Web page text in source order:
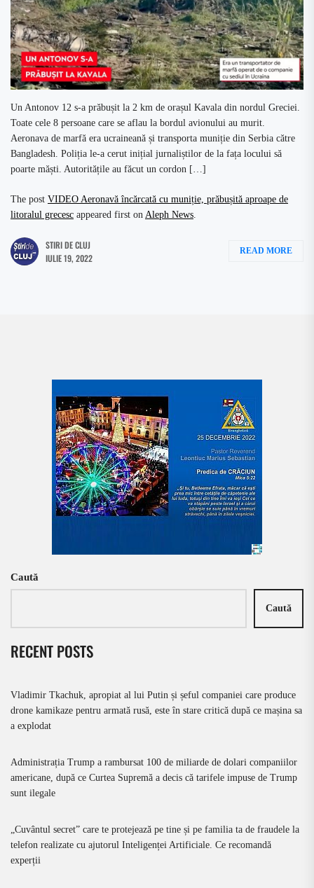
Un Antonov 12 s-a prăbușit la 2 km de orașul Kavala din nordul Greciei.
Toate cele 8 persoane care se aflau la bordul avionului au murit.
Aeronava de marfă era ucraineană și transporta muniție din Serbia către
Bangladesh. Poliția le-a cerut inițial jurnaliștilor de la fața locului să
poarte măști. Autoritățile au făcut un cordon […]
The post VIDEO Aeronavă încărcată cu muniție, prăbușită aproape de
litoralul grecesc appeared first on Aleph News
STIRI DE CLUJ
IULIE 19, 2022
READ MORE
Caută
Caută
RECENT POSTS
Vladimir Tkachuk, apropiat al lui Putin și șeful companiei care produce
drone kamikaze pentru armată rusă, este în stare critică după ce mașina sa
a explodat
Administrația Trump a rambursat 100 de miliarde de dolari companiilor
americane, după ce Curtea Supremă a decis că tarifele impuse de Trump
sunt ilegale
„Cuvântul secret” care te protejează pe tine și pe familia ta de fraudele la
telefon realizate cu ajutorul Inteligenței Artificiale. Ce recomandă
experții